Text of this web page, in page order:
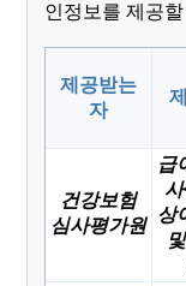
인정보를 제공
제공받는
자
건강보험
심사평가원
급
사
상